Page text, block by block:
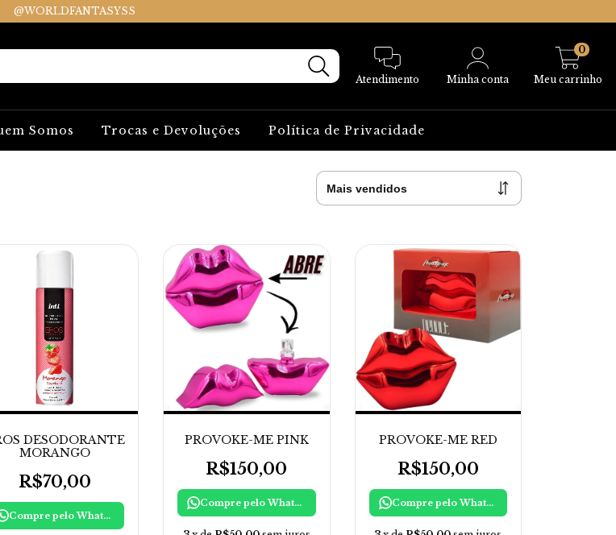
@WORLDFANTASYSS
Atendimento Minha conta Meu carrinho
0
Somos Trocas e Devoluções Política de Privacidade
DESODORANTE
MORANGO
R$70,00
Compre pelo WhatsApp
PROVOKE-ME PINK
R$150,00
Compre pelo WhatsApp
PROVOKE-ME RED
R$150,00
Compre pelo WhatsApp